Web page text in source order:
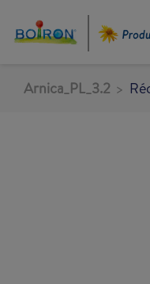
treści
Arnica_PL_3.2